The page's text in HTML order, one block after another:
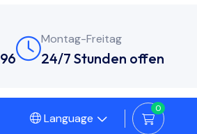
Montag-Freitag
24/7 Stunden offen
Language
0